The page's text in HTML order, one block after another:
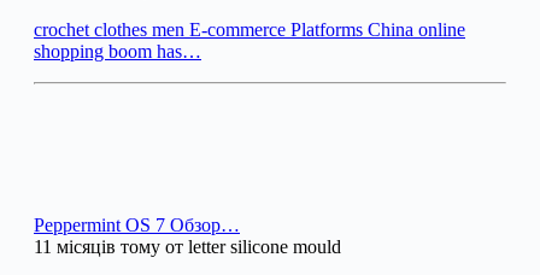
crochet clothes men E-commerce Platforms China online
shopping boom has…
Peppermint OS 7 Обзор…
11 місяців тому от letter silicone mould